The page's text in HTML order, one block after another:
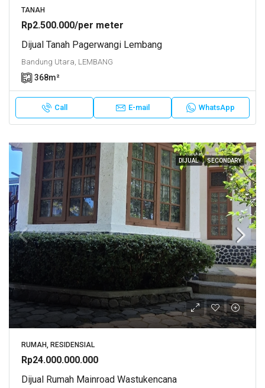
TANAH
Rp2.500.000/per meter
Dijual Tanah Pagerwangi Lembang
Bandung Utara, LEMBANG
368m²
Call E-mail WhatsApp
DIJUAL SECONDARY
RUMAH, RESIDENSIAL
Rp24.000.000.000
Dijual Rumah Mainroad Wastukencana